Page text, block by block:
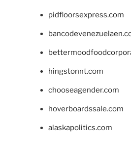
pidfloorsexpress.com
hingstonnt.com
chooseagender.com
hoverboardssale.com
alaskapolitics.com